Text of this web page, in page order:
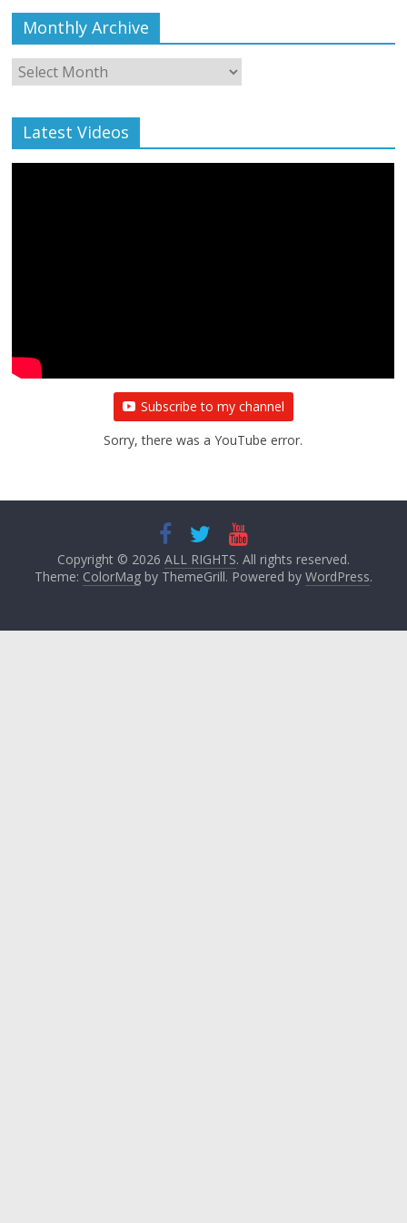
Monthly Archive
Monthly
Archive
Latest Videos
Subscribe to my channel
Sorry, there was a YouTube error.
Copyright © 2026 ALL RIGHTS. All rights reserved.
Theme: ColorMagby ThemeGrill. Powered by WordPress.